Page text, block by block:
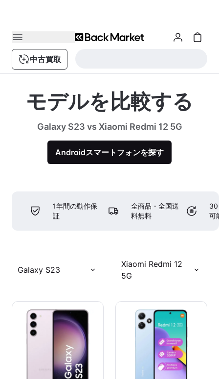
中古買取
モデルを比較する
Galaxy S23 vs Xiaomi Redmi 12 5G
Androidスマートフォンを探す
1年間の動作保
証
全商品・全国送
料無料
30
可
Galaxy S23
Xiaomi Redmi 12
5G